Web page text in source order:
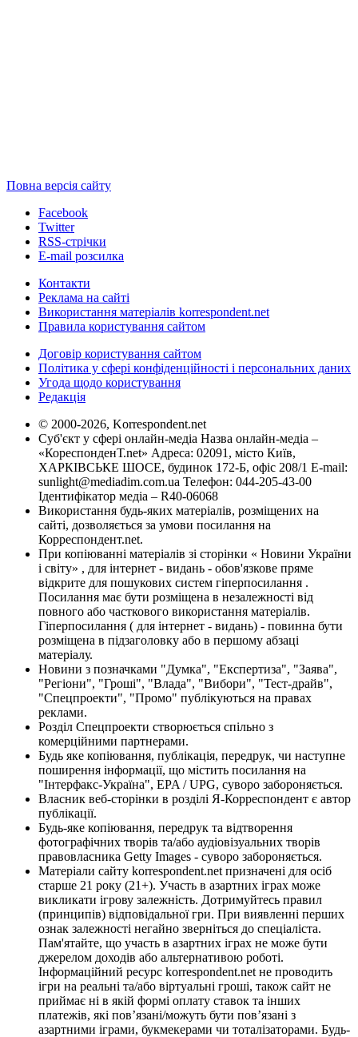
Повна версія сайту
Facebook
Twitter
RSS-стрічки
E-mail розсилка
Контакти
Реклама на сайті
Використання матеріалів korrespondent.net
Правила користування сайтом
Договір користування сайтом
Політика у сфері конфіденційності і персональних даних
Угода щодо користування
Редакція
© 2000-2026, Korrespondent.net
Суб'єкт у сфері онлайн-медіа Назва онлайн-медіа –
«КореспонденТ.net» Адреса: 02091, місто Київ,
ХАРКІВСЬКЕ ШОСЕ, будинок 172-Б, офіс 208/1 E-mail:
sunlight@mediadim.com.ua Телефон: 044-205-43-00
Ідентифікатор медіа – R40-06068
Використання будь-яких матеріалів, розміщених на
сайті, дозволяється за умови посилання на
Корреспондент.net.
При копіюванні матеріалів зі сторінки « Новини України
і світу» , для інтернет - видань - обов'язкове пряме
відкрите для пошукових систем гіперпосилання .
Посилання має бути розміщена в незалежності від
повного або часткового використання матеріалів.
Гіперпосилання ( для інтернет - видань) - повинна бути
розміщена в підзаголовку або в першому абзаці
матеріалу.
Новини з позначками "Думка", "Експертиза", "Заява",
"Регіони", "Гроші", "Влада", "Вибори", "Тест-драйв",
"Спецпроекти", "Промо" публікуються на правах
реклами.
Розділ Спецпроекти створюється спільно з
комерційними партнерами.
Будь яке копіювання, публікація, передрук, чи наступне
поширення інформації, що містить посилання на
"Інтерфакс-Україна", EPA / UPG, суворо забороняється.
Власник веб-сторінки в розділі Я-Корреспондент є автор
публікації.
Будь-яке копіювання, передрук та відтворення
фотографічних творів та/або аудіовізуальних творів
правовласника Getty Images - суворо забороняється.
Матеріали сайту korrespondent.net призначені для осіб
старше 21 року (21+). Участь в азартних іграх може
викликати ігрову залежність. Дотримуйтесь правил
(принципів) відповідальної гри. При виявленні перших
ознак залежності негайно зверніться до спеціаліста.
Пам'ятайте, що участь в азартних іграх не може бути
джерелом доходів або альтернативою роботі.
Інформаційний ресурс korrespondent.net не проводить
ігри на реальні та/або віртуальні гроші, також сайт не
приймає ні в якій формі оплату ставок та інших
платежів, які пов’язані/можуть бути пов’язані з
азартними іграми, букмекерами чи тоталізаторами. Будь-